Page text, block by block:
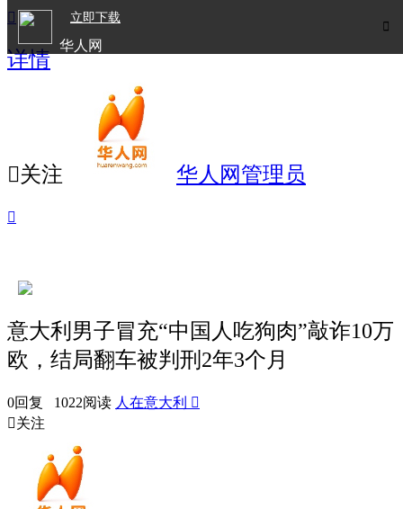

立即下载
华人网

详情
关注 华人网管理员

意大利男子冒充“中国人吃狗肉”敲诈10万
欧，结局翻车被判刑2年3个月
0回复 1022阅读 人在意大利 
关注